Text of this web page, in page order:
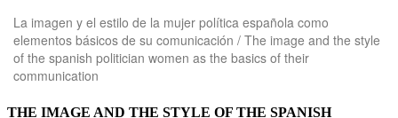
La imagen y el estilo de la mujer política española como
elementos básicos de su comunicación / The image and the style
of the spanish politician women as the basics of their
communication